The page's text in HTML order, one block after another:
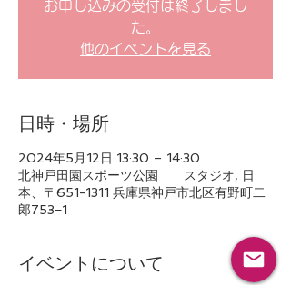
お申し込みの受付は終了しまし
た。
他のイベントを見る
日時・場所
2024年5月12日 13:30 – 14:30
北神戸田園スポーツ公園 スタジオ, 日
本、〒651-1311 兵庫県神戸市北区有野町二
郎753−1
イベントについて